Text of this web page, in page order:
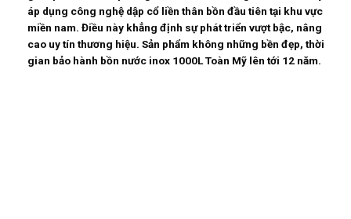
áp dụng công nghệ dập cổ liền thân bồn đầu tiên tại khu vực
miền nam. Điều này khẳng định sự phát triển vượt bậc, nâng
cao uy tín thương hiệu. Sản phẩm không những bền đẹp, thời
gian bảo hành bồn nước inox 1000L Toàn Mỹ lên tới 12 năm.